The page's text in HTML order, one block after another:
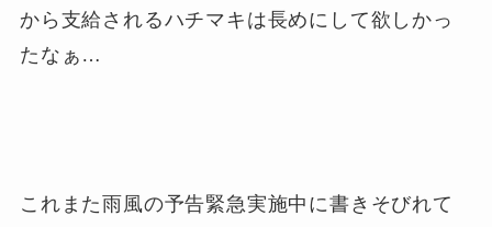
から支給されるハチマキは長めにして欲しかっ
たなぁ…
これまた雨風の予告緊急実施中に書きそびれて